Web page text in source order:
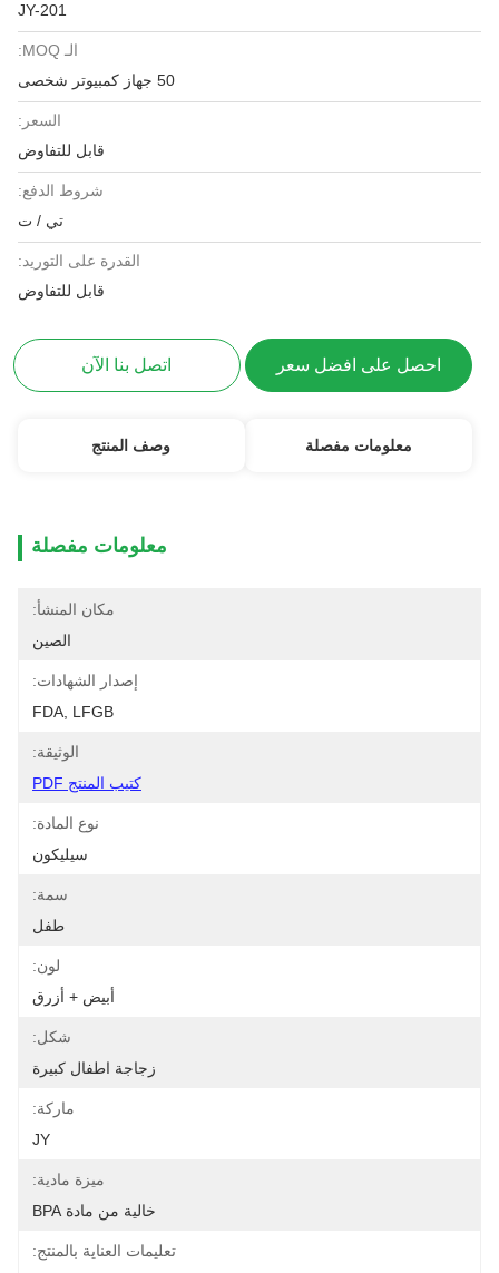
JY-201
الـ MOQ:
50 جهاز كمبيوتر شخصى
السعر:
قابل للتفاوض
شروط الدفع:
تي / ت
القدرة على التوريد:
قابل للتفاوض
احصل على افضل سعر اتصل بنا الآن
معلومات مفصلة وصف المنتج
معلومات مفصلة
مكان المنشأ:
الصين
إصدار الشهادات:
FDA, LFGB
الوثيقة:
كتيب المنتج PDF
نوع المادة:
سيليكون
سمة:
طفل
لون:
أبيض + أزرق
شكل:
زجاجة اطفال كبيرة
ماركة:
JY
ميزة مادية:
خالية من مادة BPA
تعليمات العناية بالمنتج: